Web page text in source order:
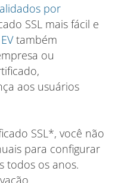
por
SSL mais fácil e
EVtambém
ou
aos usuários
SSL*, você não
para configurar
todos os anos.